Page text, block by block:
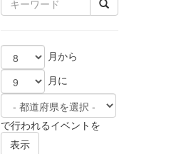
月から
月に
で行われるイベントを
表示